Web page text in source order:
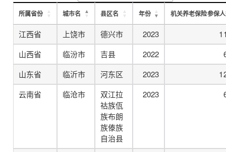
所属省份 城市名 县区名 年份 机关养老保险参保
江西省 上饶市 德兴市 2023
山西省
临汾市 吉县 2022
山东省
临沂市 河东区 2023
云南省
临沧市
双江拉
祜族佤
族布朗
族傣族
自治县
2023